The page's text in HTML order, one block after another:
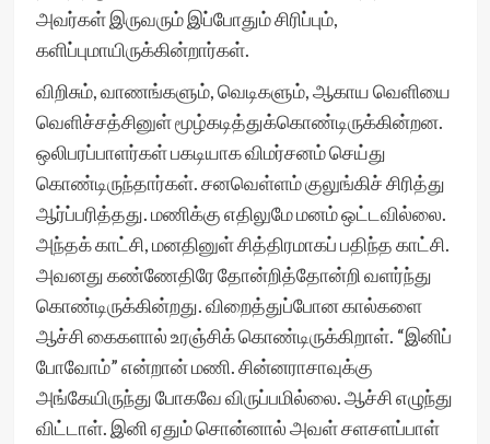
அவர்கள் இருவரும் இப்போதும் சிரிப்பும்,
களிப்புமாயிருக்கின்றார்கள்.
விறிசும், வாணங்களும், வெடிகளும், ஆகாய வெளியை
வெளிச்சத்சினுள் மூழ்கடித்துக்கொண்டிருக்கின்றன.
ஒலிபரப்பாளர்கள் பகடியாக விமர்சனம் செய்து
கொண்டிருந்தார்கள். சனவெள்ளம் குலுங்கிச் சிரித்து
ஆர்ப்பரித்தது. மணிக்கு எதிலுமே மனம் ஒட்டவில்லை.
அந்தக் காட்சி, மனதினுள் சித்திரமாகப் பதிந்த காட்சி.
அவனது கண்ணேதிரே தோன்றித்தோன்றி வளர்ந்து
கொண்டிருக்கின்றது. விறைத்துப்போன கால்களை
ஆச்சி கைகளால் உரஞ்சிக் கொண்டிருக்கிறாள். “இனிப்
போவோம்” என்றான் மணி. சின்னராசாவுக்கு
அங்கேயிருந்து போகவே விருப்பமில்லை. ஆச்சி எழுந்து
விட்டாள். இனி ஏதும் சொன்னால் அவள் சளசளப்பாள்